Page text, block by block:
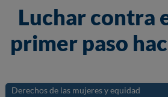
Luchar contra
primer paso
Derechos de las mujeres y equidad